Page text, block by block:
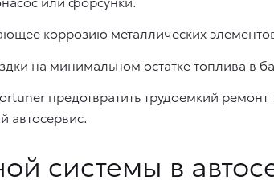
коррозию металлических
на минимальном остатке топлива в
предотвратить трудоемкий
системы в